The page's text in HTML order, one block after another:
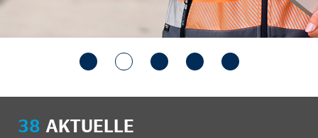
38 AKTUELLE